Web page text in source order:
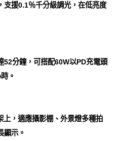
支援0.1％千分級調光，在低亮度
52分鐘，可搭配60W以PD充電頭
。
，適應攝影棚、外景燈多種拍
顯示。